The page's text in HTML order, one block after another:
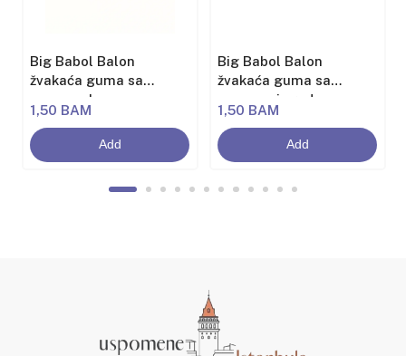
Big Babol Balon
žvakaća guma sa
aromom banane
1,50 BAM
Add
Big Babol Balon
žvakaća guma sa
aromom jagode
1,50 BAM
Add